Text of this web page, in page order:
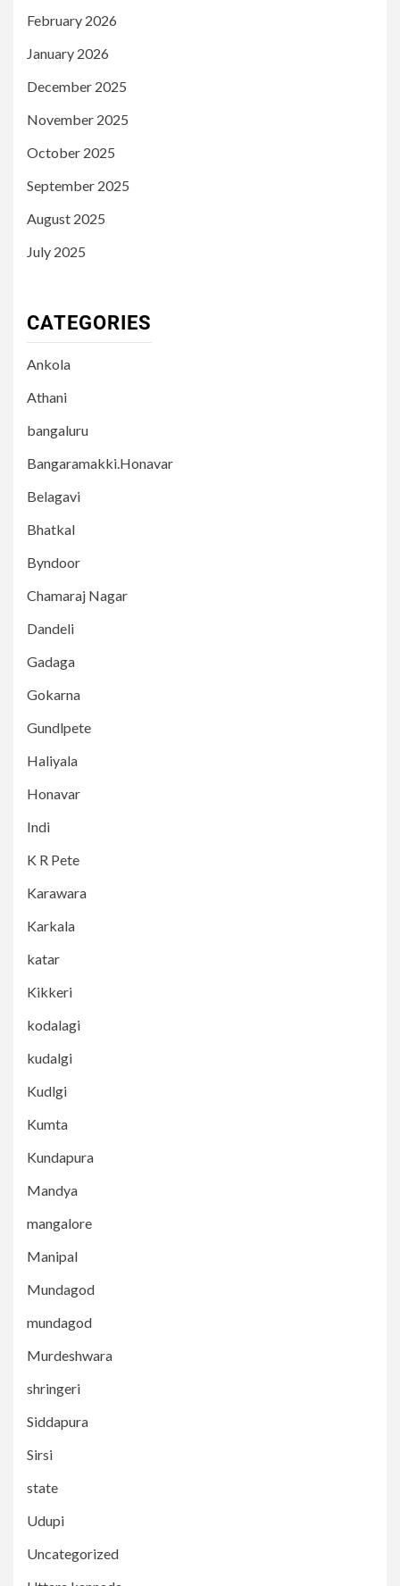
February 2026
January 2026
December 2025
November 2025
October 2025
September 2025
August 2025
July 2025
CATEGORIES
Ankola
Athani
bangaluru
Bangaramakki.Honavar
Belagavi
Bhatkal
Byndoor
Chamaraj Nagar
Dandeli
Gadaga
Gokarna
Gundlpete
Haliyala
Honavar
Indi
K R Pete
Karawara
Karkala
katar
Kikkeri
kodalagi
kudalgi
Kudlgi
Kumta
Kundapura
Mandya
mangalore
Manipal
Mundagod
mundagod
Murdeshwara
shringeri
Siddapura
Sirsi
state
Udupi
Uncategorized